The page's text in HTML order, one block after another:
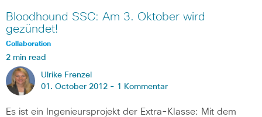
Bloodhound SSC: Am 3. Oktober wird
gezündet!
Collaboration
2 min read
Ulrike Frenzel
01. October 2012 - 1 Kommentar
Es ist ein Ingenieursprojekt der Extra-Klasse: Mit dem